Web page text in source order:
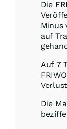
Die
Minus
auf
Auf 7
Die